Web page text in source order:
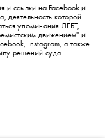
и ссылки на Facebook и
которой
упоминания ЛГБТ,
движением" и
Instagram, а также
решений суда.